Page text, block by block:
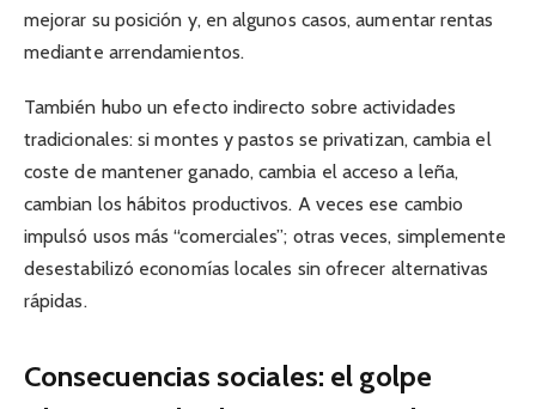
mejorar su posición y, en algunos casos, aumentar rentas
mediante arrendamientos.
También hubo un efecto indirecto sobre actividades
tradicionales: si montes y pastos se privatizan, cambia el
coste de mantener ganado, cambia el acceso a leña,
cambian los hábitos productivos. A veces ese cambio
impulsó usos más “comerciales”; otras veces, simplemente
desestabilizó economías locales sin ofrecer alternativas
rápidas.
Consecuencias sociales: el golpe